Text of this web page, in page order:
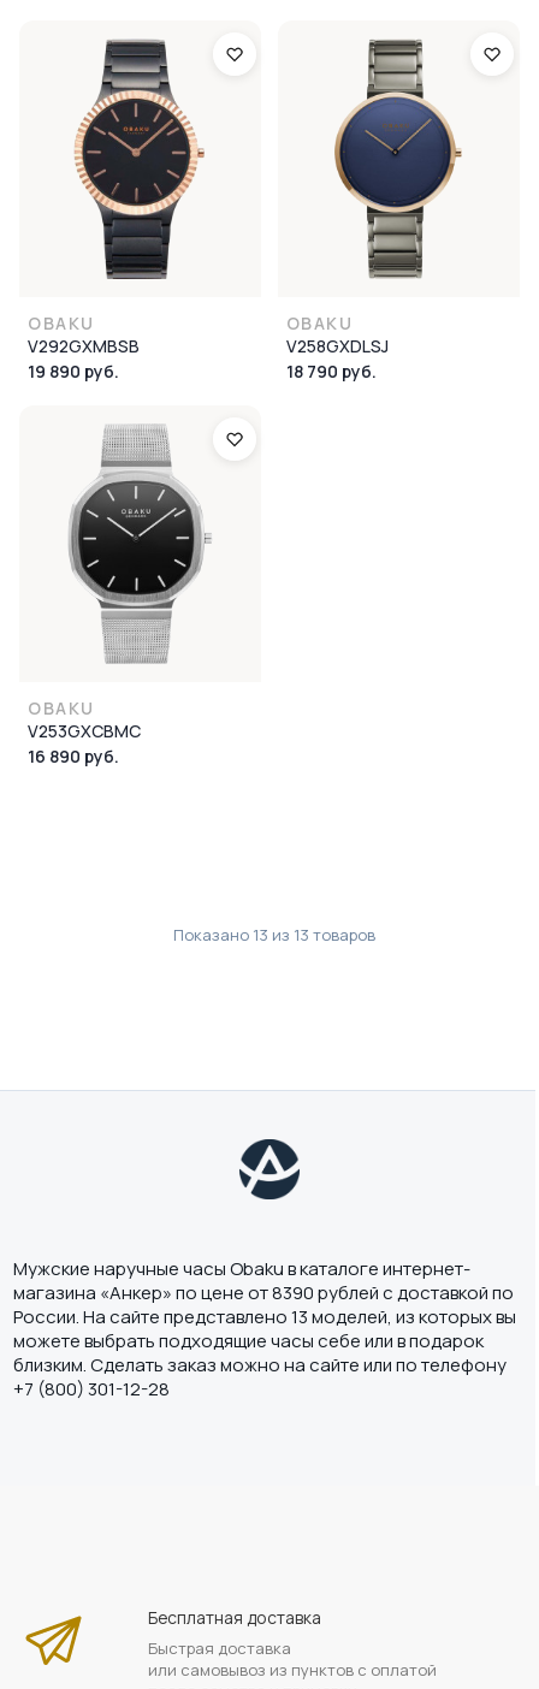
OBAKU
V292GXMBSB
19 890 руб.
OBAKU
V258GXDLSJ
18 790 руб.
OBAKU
V253GXCBMC
16 890 руб.
Показано 13 из 13 товаров
Мужские наручные часы Obaku в каталоге интернет-
магазина «Анкер» по цене от 8390 рублей с доставкой по
России. На сайте представлено 13 моделей, из которых вы
можете выбрать подходящие часы себе или в подарок
близким. Сделать заказ можно на сайте или по телефону
+7 (800) 301-12-28
Бесплатная доставка
Быстрая доставка
или самовывоз из пунктов с оплатой